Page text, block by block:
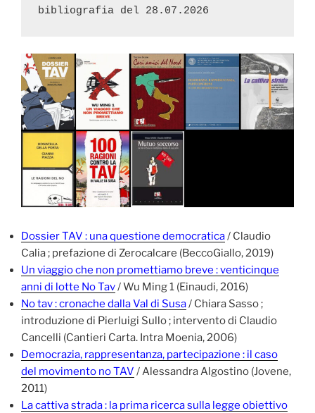
Dossier TAV : una questione democratica/ Claudio
Calia ; prefazione di Zerocalcare (BeccoGiallo, 2019)
Un viaggio che non promettiamo breve : venticinque
anni di lotte No Tav/ Wu Ming 1 (Einaudi, 2016)
No tav : cronache dalla Val di Susa/ Chiara Sasso ;
introduzione di Pierluigi Sullo ; intervento di Claudio
Cancelli (Cantieri Carta. Intra Moenia, 2006)
Democrazia, rappresentanza, partecipazione : il caso
del movimento no TAV / Alessandra Algostino (Jovene,
2011)
La cattiva strada : la prima ricerca sulla legge obiettivo